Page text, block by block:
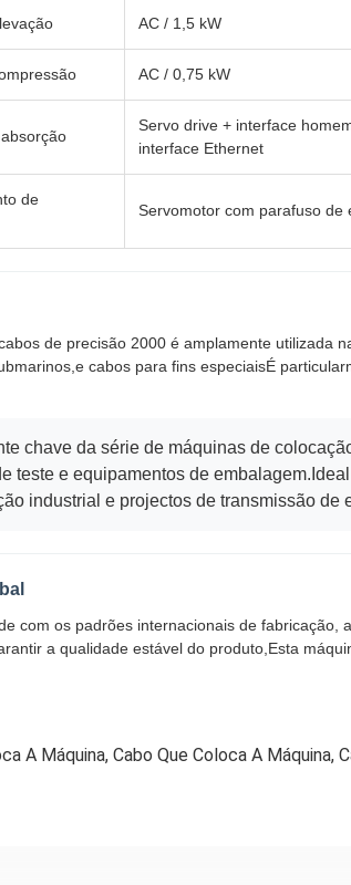
AC / 1,5 kW
AC / 0,75 kW
Servo drive + interface
interface Ethernet
de
Servomotor com parafuso de
de precisão 2000 é amplamente utilizada
cabos para fins especiaisÉ
chave da série de máquinas de
teste e equipamentos de
industrial e projectos de transmissão de
com os padrões internacionais de
a qualidade estável do produto,Esta
A Máquina, Cabo Que Coloca A Máquina,